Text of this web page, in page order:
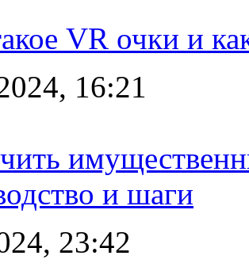
VR очки и
16:21
и шаги
23:42